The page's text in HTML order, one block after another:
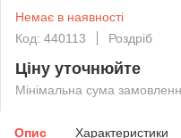
Немає в наявності
Код: 440113
Роздріб
Ціну уточнюйте
Мінімальна сума
Опис Характеристики